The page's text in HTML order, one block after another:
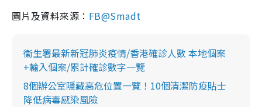
圖片及資料來源： FB@Smadt
衞生署最新新冠肺炎疫情/香港確診人數 本地個案
+輸入個案/累計確診數字一覽
8個辦公室隱藏高危位置一覽！10個清潔防疫貼士
降低病毒感染風險